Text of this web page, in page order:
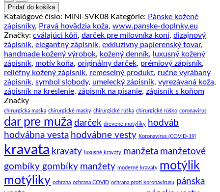
Ručne
vyklepávaný,
tvarovaný
a
reliéfny
kožený
zápisník
-
Cválajúci
kôň
2
Pridať do košíka
Katalógové číslo: MINI-SVK08 Kategórie: Pánske kožené
zápisníky, Pravá hovädzia koža, www.panske-doplnky.eu
Značky: cválajúci kôň, darček pre milovníka koní, dizajnový
zápisník, elegantný zápisník, exkluzívny papierenský tovar,
handmade kožený výrobok, kožený denník,
luxusný kožený
zápisník, motív koňa, originálny darček, prémiový zápisník,
reliéfny kožený zápisník, remeselný produkt, ručne vyrábaný
zápisník, symbol slobody, umelecký zápisník, vyrezávaná koža,
zápisník na kreslenie, zápisník na písanie, zápisník s koňom
Značky
chirurgická maska chirurgické masky chirurgické rúška chirurgické rúško coronavirus
dar pre muža darček drevené motýliky
hodváb
hodvábna vesta hodvábne vesty Koronavírus (COVID-19)
kravata kravaty luxusné kravaty manžeta manžetové
gombíky gombíky manžety moderné kravaty motýlik
motýliky ochrana ochrana COVID ochrana proti koronavírusu pánska